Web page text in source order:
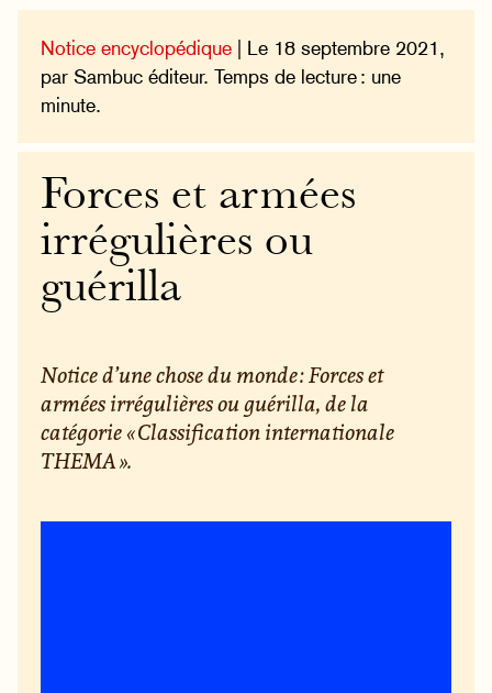
Notice encyclopédique | Le 18 septembre 2021,
par Sambuc éditeur. Temps de lecture : une
minute.
Forces et armées
irrégulières ou
guérilla
Notice d’une chose du monde : Forces et
armées irrégulières ou guérilla, de la
catégorie « Classification internationale
THEMA ».